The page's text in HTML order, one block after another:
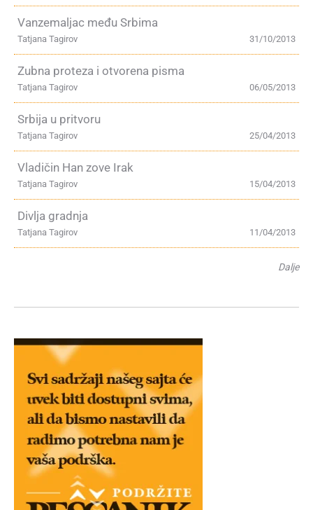
Vanzemaljac među Srbima
31/10/2013
Tatjana Tagirov
Zubna proteza i otvorena pisma
06/05/2013
Tatjana Tagirov
Srbija u pritvoru
25/04/2013
Tatjana Tagirov
Vladičin Han zove Irak
15/04/2013
Tatjana Tagirov
Divlja gradnja
11/04/2013
Tatjana Tagirov
Dalje